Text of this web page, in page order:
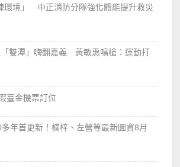
環境」 中正消防分隊強化體能提升救災
雙潭」嗨翻嘉義 黃敏惠鳴槍：運動打
臺金機票訂位
年首更新！楠梓、左營等最新圖資8月